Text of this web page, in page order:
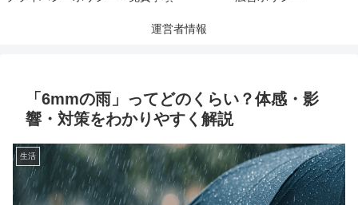
運営者情報
「6mmの雨」ってどのくらい？体感・影
響・対策をわかりやすく解説
生活